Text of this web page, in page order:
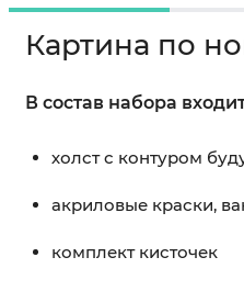
Картина по
В состав набора
холст с контуром
акриловые краски,
комплект кисточек